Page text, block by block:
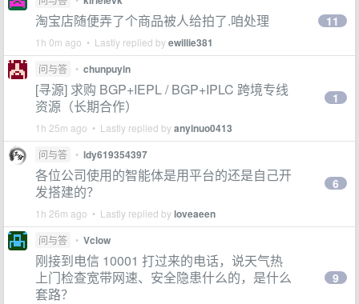
淘宝店随便弄了个商品被人给拍了.咱处理
1h 0m ago • Lastly replied byewillie381
11
问与答 • chunpuyin
[寻源] 求购 BGP+IEPL / BGP+IPLC 跨境专线
资源（长期合作）
1h 25m ago • Lastly replied byanyinuo0413
1
问与答 • ldy619354397
各位公司使用的智能体是用平台的还是自己开
发搭建的？
1h 26m ago • Lastly replied byloveaeen
6
问与答 • Vclow
刚接到电信 10001 打过来的电话，说天气热
上门检查宽带网速、安全隐患什么的，是什么
套路？
9